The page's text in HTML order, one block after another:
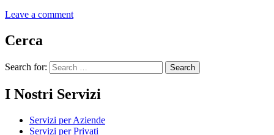
Leave a comment
Cerca
Search for:
I Nostri Servizi
Servizi per Aziende
Servizi per Privati